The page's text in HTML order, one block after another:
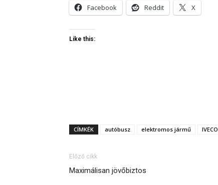
Facebook Reddit X
Like this:
CÍMKÉK autóbusz elektromos jármű IVECO
Előző cikk
Maximálisan jövőbiztos